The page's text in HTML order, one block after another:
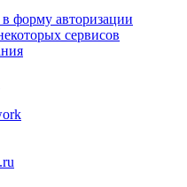
форму авторизации
сервисов